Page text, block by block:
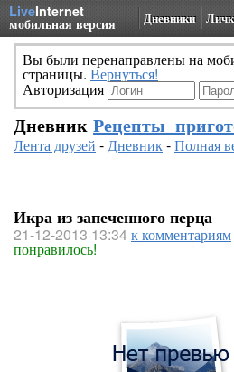
LiveInternet
мобильная версия Дневники
Вы были перенаправлены на
страницы. Вернуться!
Авторизация
Дневник
Лента друзей -Дневник-Полная
Икра из запеченного перца
21-12-2013 13:34к комментариям
понравилось!